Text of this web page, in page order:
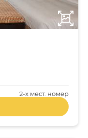
2-x мест. номер